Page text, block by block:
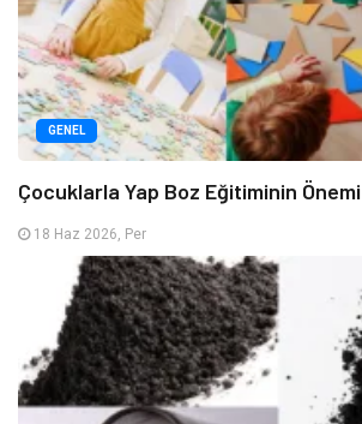
GENEL
Çocuklarla Yap Boz Eğitiminin Önemi
18 Haz 2026, Per